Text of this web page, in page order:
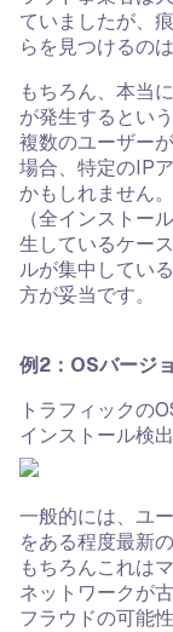
ていましたが、
らを見つけるの
もちろん、本当
が発生するとい
複数のユーザー
場合、特定のIP
かもしれません
（全インストー
生しているケー
ルが集中してい
方が妥当です。
例2：OSバージ
トラフィックの
インストール検
一般的には、ユ
をある程度最新
もちろんこれは
ネットワークが
フラウドの可能